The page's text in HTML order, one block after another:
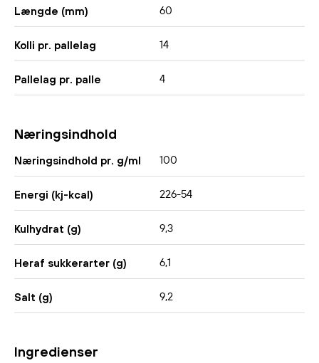
Længde (mm) 60
Kolli pr. pallelag 14
Pallelag pr. palle 4
Næringsindhold
Næringsindhold pr. g/ml 100
Energi (kj-kcal) 226-54
Kulhydrat (g) 9,3
Heraf sukkerarter (g) 6,1
Salt (g) 9,2
Ingredienser